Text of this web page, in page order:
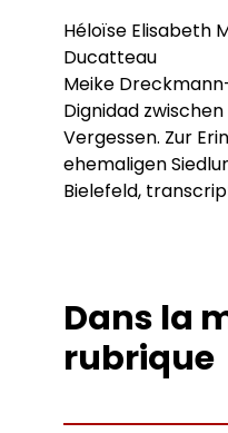
Héloïse Elisabeth
Ducatteau
Meike
Dignidad
Vergessen. Zur
ehemaligen
Bielefeld,
Dans la
rubrique